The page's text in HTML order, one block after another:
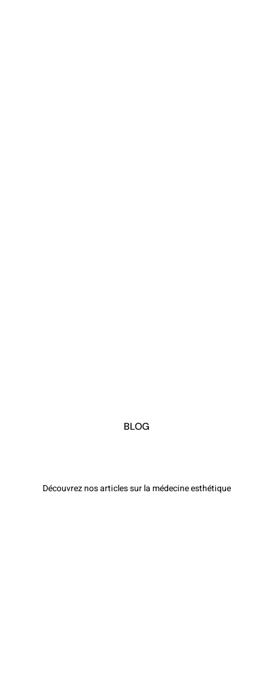
BLOG
Découvrez nos articles sur la médecine esthétique